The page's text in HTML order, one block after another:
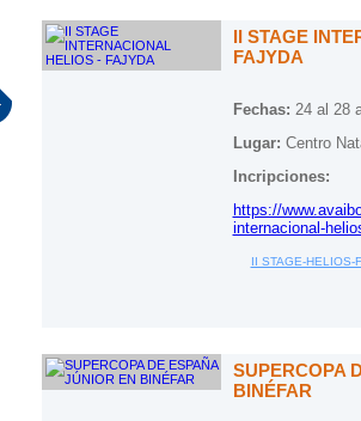
II STAGE
FAJYDA
Fechas: 24 al 28
Lugar: Centro
Incripciones:
https://
internacional-
II STAGE-HELIOS-
SUPERCOPA
BINÉFAR